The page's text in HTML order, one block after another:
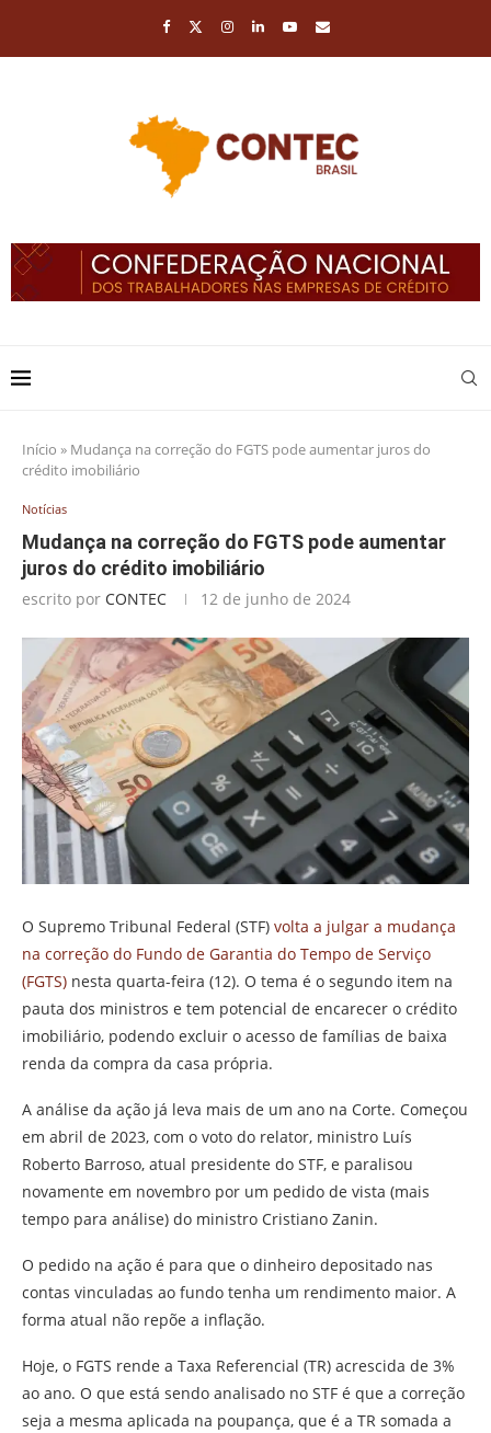
Início » Mudança na correção do FGTS pode aumentar juros do
crédito imobiliário
Notícias
Mudança na correção do FGTS pode aumentar
juros do crédito imobiliário
escrito por CONTEC 12 de junho de 2024
O Supremo Tribunal Federal (STF) volta a julgar a mudança
na correção do Fundo de Garantia do Tempo de Serviço
(FGTS) nesta quarta-feira (12). O tema é o segundo item na
pauta dos ministros e tem potencial de encarecer o crédito
imobiliário, podendo excluir o acesso de famílias de baixa
renda da compra da casa própria.
A análise da ação já leva mais de um ano na Corte. Começou
em abril de 2023, com o voto do relator, ministro Luís
Roberto Barroso, atual presidente do STF, e paralisou
novamente em novembro por um pedido de vista (mais
tempo para análise) do ministro Cristiano Zanin.
O pedido na ação é para que o dinheiro depositado nas
contas vinculadas ao fundo tenha um rendimento maior. A
forma atual não repõe a inflação.
Hoje, o FGTS rende a Taxa Referencial (TR) acrescida de 3%
ao ano. O que está sendo analisado no STF é que a correção
seja a mesma aplicada na poupança, que é a TR somada a